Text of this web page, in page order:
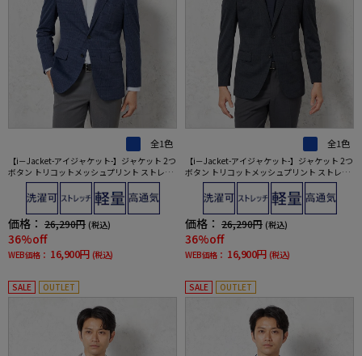
全1色
【i－Jacket-アイジャケット-】ジャケット 2つ
ボタン トリコットメッシュプリント ストレッ
チニット素材 高通気 軽量 春夏
価格： 26,290円 (税込)
36%off
WEB価格： 16,900円 (税込)
全1色
【i－Jacket-アイジャケット-】ジャケット 2つ
ボタン トリコットメッシュプリント ストレッ
チニット素材 高通気 軽量 春夏
価格： 26,290円 (税込)
36%off
WEB価格： 16,900円 (税込)
SALE OUTLET SALE OUTLET